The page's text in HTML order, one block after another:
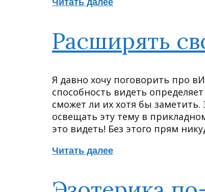
Читать далее
Расширять
Я давно хочу поговорить про
способность видеть
сможет ли их хотя бы
освещать эту тему в
это видеть! Без этого прям
Читать далее